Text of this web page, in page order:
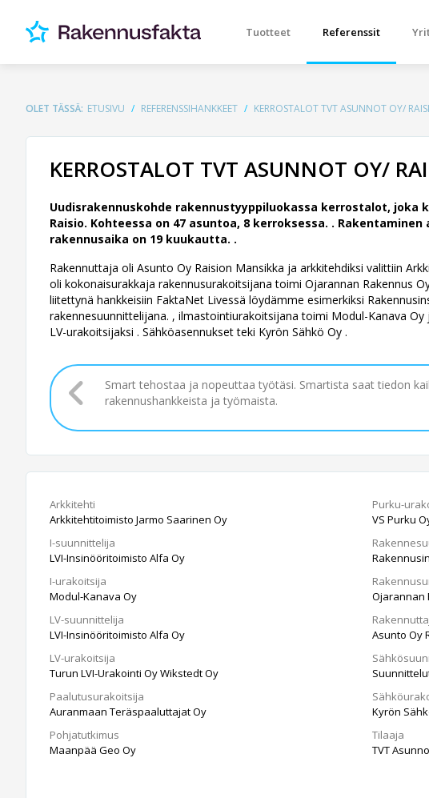
Tuotteet Referenssit
OLET TÄSSÄ: ETUSIVU REFERENSSIHANKKEET KERROSTALOT TVT ASUNNOT OY/
KERROSTALOT TVT ASUNNOT OY/
Uudisrakennuskohde rakennustyyppiluokassa kerrostalot, joka
Raisio. Kohteessa on 47 asuntoa, 8 kerroksessa. . Rakentaminen
rakennusaika on 19 kuukautta. .
Rakennuttaja oli Asunto Oy Raision Mansikka ja arkkitehdiksi valittiin
oli kokonaisurakkaja rakennusurakoitsijana toimi Ojarannan Rakennus
liitettynä hankkeisiin FaktaNet Livessä löydämme esimerkiksi
rakennesuunnittelijana. , ilmastointiurakoitsijana toimi Modul-Kanava
LV-urakoitsijaksi . Sähköasennukset teki Kyrön Sähkö Oy .
Smart tehostaa ja nopeuttaa työtäsi. Smartista saat tiedon
rakennushankkeista ja työmaista.
Arkkitehti
Arkkitehtitoimisto Jarmo Saarinen Oy
I-suunnittelija
LVI-Insinööritoimisto Alfa Oy
I-urakoitsija
Modul-Kanava Oy
LV-suunnittelija
LVI-Insinööritoimisto Alfa Oy
LV-urakoitsija
Turun LVI-Urakointi Oy Wikstedt Oy
Paalutusurakoitsija
Auranmaan Teräspaaluttajat Oy
Pohjatutkimus
Maanpää Geo Oy
Purku-
VS Purku
Ojarannan
Asunto Oy
Kyrön
Tilaaja
TVT